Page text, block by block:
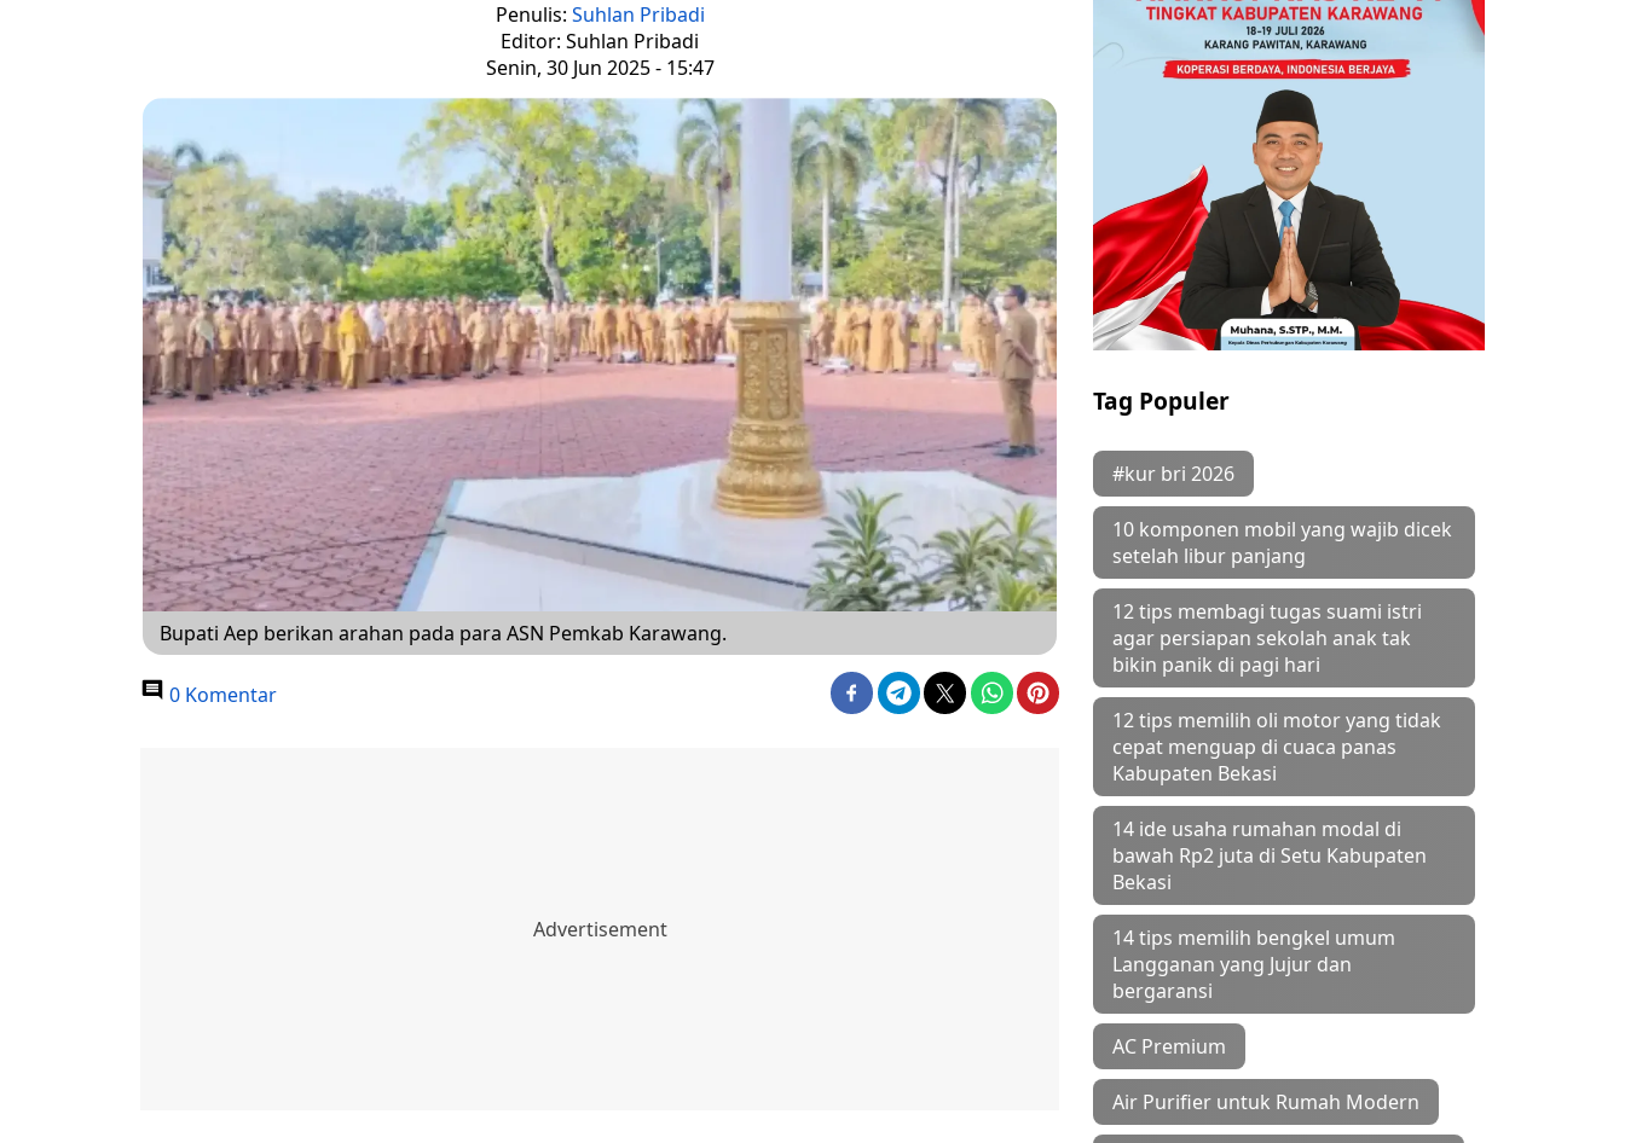
Penulis: Suhlan Pribadi
Editor: Suhlan Pribadi
Senin, 30 Jun 2025 - 15:47
Bupati Aep berikan arahan pada para ASN Pemkab Karawang.
0 Komentar
Tag Populer
#kur bri 2026
10 komponen mobil yang wajib dicek
setelah libur panjang
12 tips membagi tugas suami istri
agar persiapan sekolah anak tak
bikin panik di pagi hari
12 tips memilih oli motor yang tidak
cepat menguap di cuaca panas
Kabupaten Bekasi
14 ide usaha rumahan modal di
bawah Rp2 juta di Setu Kabupaten
Bekasi
14 tips memilih bengkel umum
Langganan yang Jujur dan
bergaransi
AC Premium
Air Purifier untuk Rumah Modern